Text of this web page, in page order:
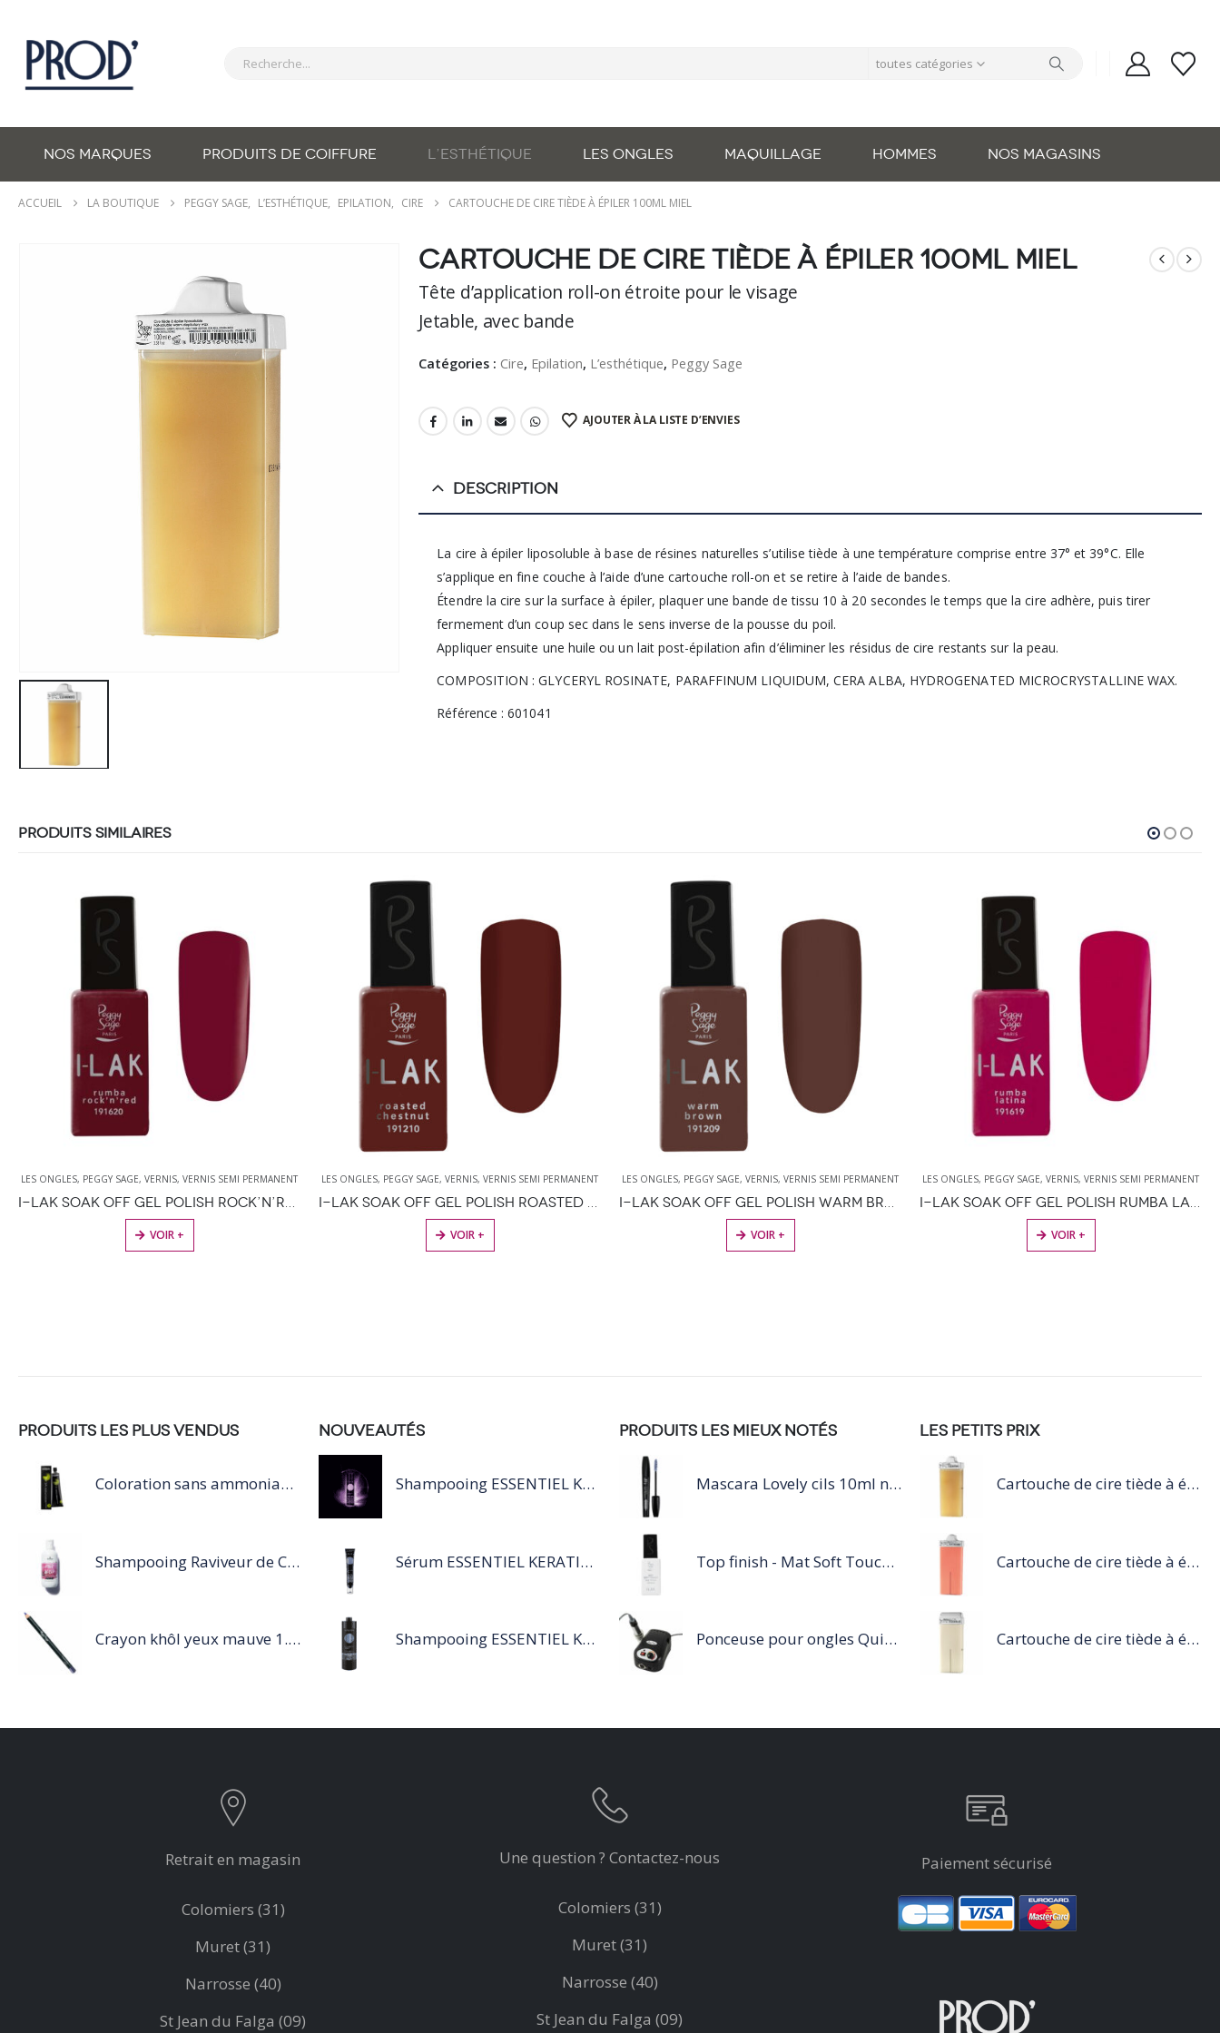
toutes catégories
NOS MARQUES PRODUITS DE COIFFURE L’ESTHÉTIQUE LES ONGLES MAQUILLAGE HOMMES NOS MAGASINS
ACCUEIL LA BOUTIQUE PEGGY SAGE, L’ESTHÉTIQUE, EPILATION, CIRE CARTOUCHE DE CIRE TIÈDE À ÉPILER 100ML MIEL
Cartouche de cire tiède à épiler 100ml miel
Tête d’application roll-on étroite pour le visage
Jetable, avec bande
Catégories : Cire, Epilation, L’esthétique, Peggy Sage
AJOUTER À LA LISTE D’ENVIES
DESCRIPTION
La cire à épiler liposoluble à base de résines naturelles s’utilise tiède à une température comprise entre 37° et 39°C. Elle
s’applique en fine couche à l’aide d’une cartouche roll-on et se retire à l’aide de bandes.
Étendre la cire sur la surface à épiler, plaquer une bande de tissu 10 à 20 secondes le temps que la cire adhère, puis tirer
fermement d’un coup sec dans le sens inverse de la pousse du poil.
Appliquer ensuite une huile ou un lait post-épilation afin d’éliminer les résidus de cire restants sur la peau.
COMPOSITION : GLYCERYL ROSINATE, PARAFFINUM LIQUIDUM, CERA ALBA, HYDROGENATED MICROCRYSTALLINE WAX.
Référence : 601041
PRODUITS SIMILAIRES
LES ONGLES, PEGGY SAGE, VERNIS, VERNIS SEMI PERMANENT
I-LAK SOAK OFF GEL POLISH ROCK’N’RED – 11ML
VOIR +
LES ONGLES, PEGGY SAGE, VERNIS, VERNIS SEMI PERMANENT
I-LAK SOAK OFF GEL POLISH ROASTED CHESTNUT 11ML
VOIR +
LES ONGLES, PEGGY SAGE, VERNIS, VERNIS SEMI PERMANENT
I-LAK SOAK OFF GEL POLISH WARM BROWN 11ML
VOIR +
LES ONGLES, PEGGY SAGE, VERNIS, VERNIS SEMI PERMANENT
I-LAK SOAK OFF GEL POLISH RUMBA LATINA – 11ML
VOIR +
PRODUITS LES PLUS VENDUS
Coloration sans ammoniaque Inoa / 60ML
Shampooing Raviveur de Couleur 300 ml Rose de Schwarzkopf Professional
Crayon khôl yeux mauve 1.14g
NOUVEAUTÉS
Shampooing ESSENTIEL KERATIN SILVER 250ML
Sérum ESSENTIEL KERATIN SENSITIVE 40 ML
Shampooing ESSENTIEL KERATIN SENSITIVE 1L
PRODUITS LES MIEUX NOTÉS
Mascara Lovely cils 10ml nuit
Top finish - Mat Soft Touch - 11ml
Ponceuse pour ongles Quick start
LES PETITS PRIX
Cartouche de cire tiède à épiler 100ml miel
Cartouche de cire tiède à épiler 100ml rose
Cartouche de cire tiède à épiler 100ml blanc
Retrait en magasin
Colomiers (31)
Muret (31)
Narrosse (40)
St Jean du Falga (09)
Une question ? Contactez-nous
Colomiers (31)
Muret (31)
Narrosse (40)
St Jean du Falga (09)
Paiement sécurisé